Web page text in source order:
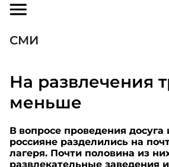
СМИ
На развлечения
меньше
В вопросе проведения досуга
россияне разделились на
лагеря. Почти половина из
развлекательные заведения